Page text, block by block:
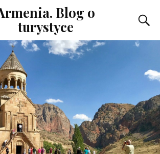
Blog o
turystyce